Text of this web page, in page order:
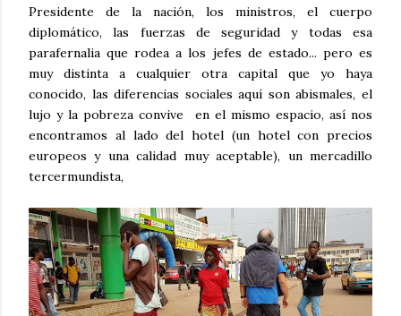
Presidente de la nación, los ministros, el cuerpo
diplomático, las fuerzas de seguridad y todas esa
parafernalia que rodea a los jefes de estado... pero es
muy distinta a cualquier otra capital que yo haya
conocido, las diferencias sociales aquí son abismales, el
lujo y la pobreza convive en el mismo espacio, así nos
encontramos al lado del hotel (un hotel con precios
europeos y una calidad muy aceptable), un mercadillo
tercermundista,